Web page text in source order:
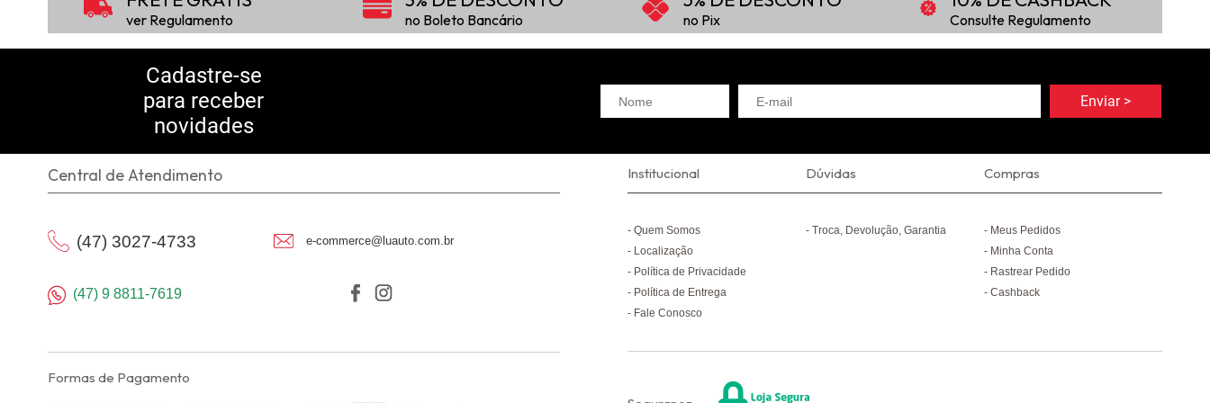
ver Regulamento no Boleto Bancário no Pix Consulte Regulamento
Cadastre-se
para receber
novidades
Central de Atendimento
(47) 3027-4733 e-commerce@luauto.com.br
(47) 9 8811-7619
Formas de Pagamento
Institucional
Quem Somos
Localização
Política de Privacidade
Política de Entrega
Fale Conosco
Dúvidas
Troca, Devolução, Garantia
Compras
Meus Pedidos
Minha Conta
Rastrear Pedido
Cashback